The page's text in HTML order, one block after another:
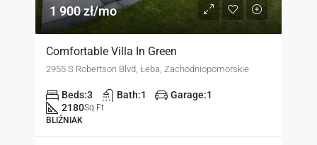
1 900 zł/mo
Comfortable Villa In Green
2955 S Robertson Blvd, Łeba, Zachodniopomorskie
Beds:3 Bath:1 Garage:1
2180Sq Ft
BLIŹNIAK